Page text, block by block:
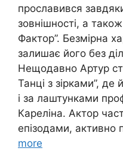
прославився
зовнішності, а
Фактор”. Безмірна
залишає його без
Нещодавно Артур
Танці з зірками”,
і за лаштунками
Кареліна. Актор
епізодами, активно
more